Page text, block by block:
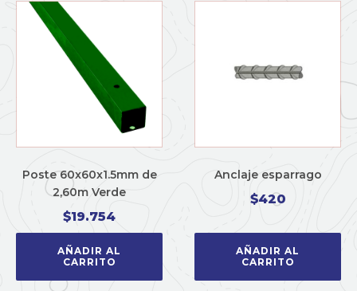
Poste 60x60x1.5mm de
2,60m Verde
$19.754
AÑADIR AL
CARRITO
Anclaje esparrago
$420
AÑADIR AL
CARRITO